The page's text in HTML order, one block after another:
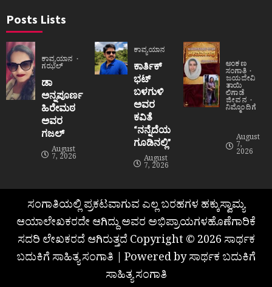
Posts Lists
ಕಾವ್ಯಯಾನ
ಗಝಲ್
ಡಾ
ಅನ್ನಪೂರ್ಣ
ಹಿರೇಮಠ
ಅವರ
ಗಜಲ್
August
7, 2026
ಕಾವ್ಯಯಾನ
ಕಾರ್ತಿಕ್
ಭಟ್
ಬಳಗುಳಿ
ಅವರ
ಕವಿತೆ
“ನನ್ನೆದೆಯ
ಗೂಡಿನಲ್ಲಿ”
August
7, 2026
ಅಂಕಣ
ಸಂಗಾತಿ
ಜಯದೇವಿ
ತಾಯಿ
ಲಿಗಾಡೆ
ಜೀವನ
ನಿಮ್ಮೊಂದಿಗೆ
August
7,
2026
ಸಂಗಾತಿಯಲ್ಲಿ ಪ್ರಕಟವಾಗುವ ಎಲ್ಲ ಬರಹಗಳ ಹಕ್ಕುಸ್ವಾಮ್ಯ
ಆಯಾಲೇಖಕರದೇ ಆಗಿದ್ದು ಅವರ ಅಭಿಪ್ರಾಯಗಳಹೊಣೆಗಾರಿಕೆ
ಸದರಿ ಲೇಖಕರದೆ ಆಗಿರುತ್ತದೆ Copyright © 2026 ಸಾರ್ಥಕ
ಬದುಕಿಗೆ ಸಾಹಿತ್ಯ ಸಂಗಾತಿ | Powered by ಸಾರ್ಥಕ ಬದುಕಿಗೆ
ಸಾಹಿತ್ಯ ಸಂಗಾತಿ